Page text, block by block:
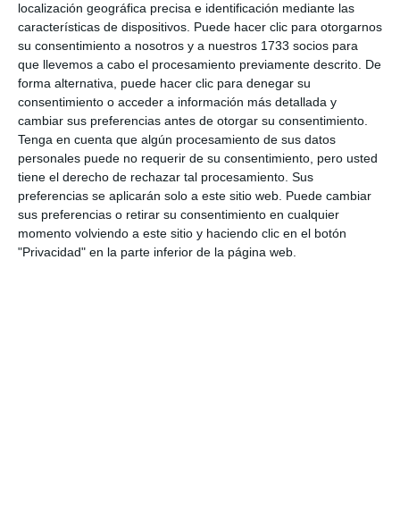
localización geográfica precisa e identificación mediante las
características de dispositivos. Puede hacer clic para otorgarnos
su consentimiento a nosotros y a nuestros 1733 socios para
que llevemos a cabo el procesamiento previamente descrito. De
forma alternativa, puede hacer clic para denegar su
consentimiento o acceder a información más detallada y
cambiar sus preferencias antes de otorgar su consentimiento.
Tenga en cuenta que algún procesamiento de sus datos
personales puede no requerir de su consentimiento, pero usted
tiene el derecho de rechazar tal procesamiento. Sus
preferencias se aplicarán solo a este sitio web. Puede cambiar
sus preferencias o retirar su consentimiento en cualquier
momento volviendo a este sitio y haciendo clic en el botón
"Privacidad" en la parte inferior de la página web.